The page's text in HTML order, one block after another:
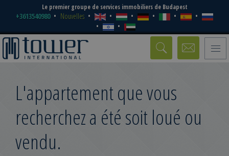
Le premier groupe de services immobiliers de Budapest
+3613540980 Nouvelles
Toggle
L'appartement que vous
recherchez a été soit loué ou
vendu.